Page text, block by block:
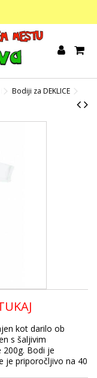
Bodiji za DEKLICE
kot darilo ob
s šaljivim
Bodi je
je priporočljivo na 40